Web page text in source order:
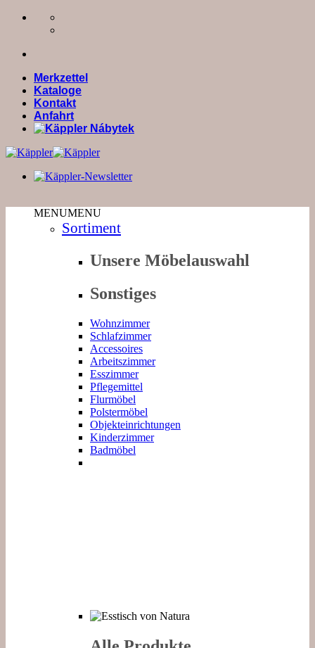
Zum
Merkzettel
Kataloge
Kontakt
Anfahrt
MENUMENU
Sortiment
Unsere Möbelauswahl
Sonstiges
Wohnzimmer
Schlafzimmer
Accessoires
Arbeitszimmer
Esszimmer
Pflegemittel
Flurmöbel
Polstermöbel
Objekteinrichtungen
Kinderzimmer
Badmöbel